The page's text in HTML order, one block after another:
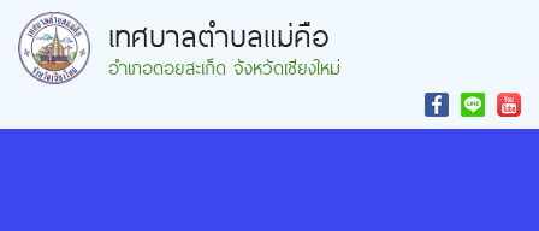
เทศบาลตำบลแม่คือ
อำเภอดอยสะเก็ด จังหวัดเชียงใหม่